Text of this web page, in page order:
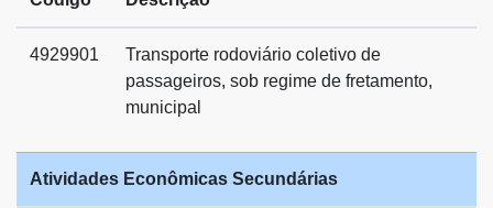
4929901
Transporte rodoviário coletivo de
passageiros, sob regime de fretamento,
municipal
Atividades Econômicas Secundárias